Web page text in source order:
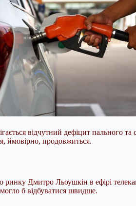
відчутний дефіцит пального
ймовірно, продовжиться.
ринку Дмитро Льоушкін в ефірі
б відбуватися швидше.